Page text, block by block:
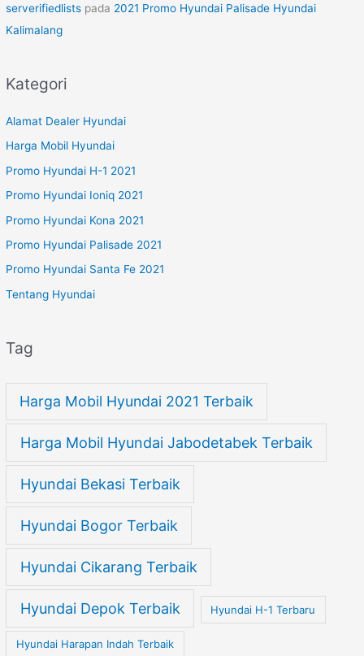
serverifiedlists pada 2021 Promo Hyundai Palisade Hyundai
Kalimalang
Kategori
Alamat Dealer Hyundai
Harga Mobil Hyundai
Promo Hyundai H-1 2021
Promo Hyundai Ioniq 2021
Promo Hyundai Kona 2021
Promo Hyundai Palisade 2021
Promo Hyundai Santa Fe 2021
Tentang Hyundai
Tag
Harga Mobil Hyundai 2021 Terbaik
Harga Mobil Hyundai Jabodetabek Terbaik
Hyundai Bekasi Terbaik
Hyundai Bogor Terbaik
Hyundai Cikarang Terbaik
Hyundai Depok Terbaik Hyundai H-1 Terbaru
Hyundai Harapan Indah Terbaik